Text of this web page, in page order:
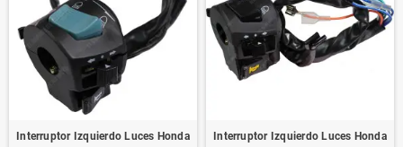
Interruptor Izquierdo Luces Honda
Interruptor Izquierdo Luces Honda